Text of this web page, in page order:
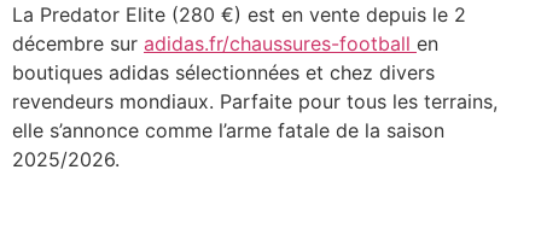
La Predator Elite (280 €) est en vente depuis le 2
décembre sur adidas.fr/chaussures-football en
boutiques adidas sélectionnées et chez divers
revendeurs mondiaux. Parfaite pour tous les terrains,
elle s’annonce comme l’arme fatale de la saison
2025/2026.​​